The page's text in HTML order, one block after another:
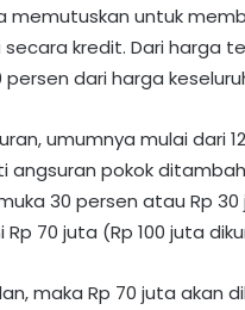
memutuskan untuk
secara kredit. Dari harga
dari harga
umumnya mulai dari
angsuran pokok
30 persen atau Rp
70 juta (Rp 100 juta
maka Rp 70 juta akan